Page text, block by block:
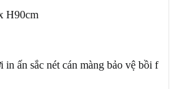
H90cm
ấn sắc nét cán màng bảo vệ bồi f